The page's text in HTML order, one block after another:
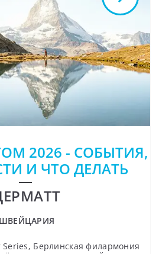
2026 - СОБЫТИЯ,
И ЧТО ДЕЛАТЬ
ШВЕЙЦАРИЯ
Берлинская филармония